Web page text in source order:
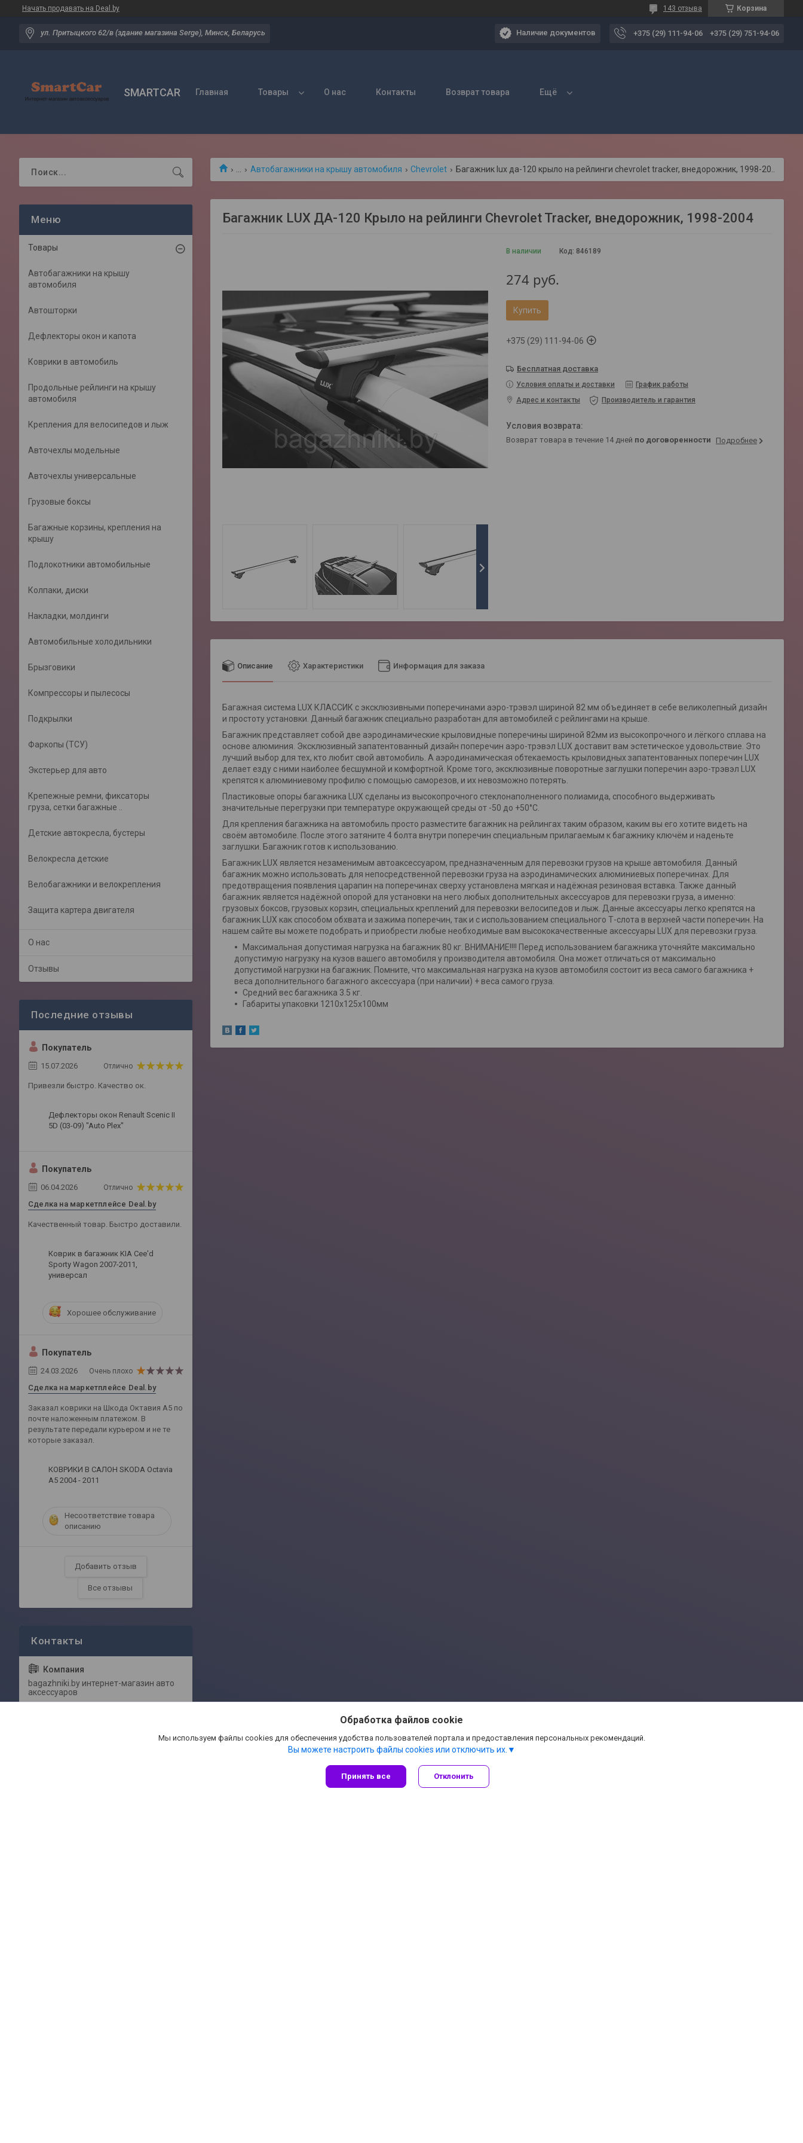
Начать продавать на Deal.by Корзина
143 отзыва
ул. Притыцкого 62/в (здание магазина Serge), Минск, Беларусь Наличие документов +375 (29) 111-94-06 +375 (29) 751-94-06
SMARTCAR Главная Товары О нас Контакты Возврат товара Ещё
Автобагажники на крышу автомобиля Chevrolet
Багажник LUX ДА-120 Крыло на рейлинги Chevrolet Tracker, внедорожник, 1998-2004
В наличии Код: 846189
274 руб.
Купить
+375 (29) 111-94-06
Бесплатная доставка
Условия оплаты и доставки
График работы
Адрес и контакты
Производитель и гарантия
возврат товара в течение 14 дней по договоренности Подробнее
Описание Характеристики Информация для заказа
Багажная система LUX КЛАССИК с эксклюзивными поперечинами аэро-трэвэл шириной 82 мм объединяет в себе великолепный дизайн
и простоту установки. Данный багажник специально разработан для автомобилей с рейлингами на крыше.
Багажник представляет собой две аэродинамические крыловидные поперечины шириной 82мм из высокопрочного и лёгкого сплава на
основе алюминия. Эксклюзивный запатентованный дизайн поперечин аэро-трэвэл LUX доставит вам эстетическое удовольствие. Это
лучший выбор для тех, кто любит свой автомобиль. А аэродинамическая обтекаемость крыловидных запатентованных поперечин LUX
делает езду с ними наиболее бесшумной и комфортной. Кроме того, эксклюзивные поворотные заглушки поперечин аэро-трэвэл LUX
крепятся к алюминиевому профилю с помощью саморезов, и их невозможно потерять.
Пластиковые опоры багажника LUX сделаны из высокопрочного стеклонаполненного полиамида, способного выдерживать
значительные перегрузки при температуре окружающей среды от -50 до +50°C.
Для крепления багажника на автомобиль просто разместите багажник на рейлингах таким образом, каким вы его хотите видеть на
своём автомобиле. После этого затяните 4 болта внутри поперечин специальным прилагаемым к багажнику ключём и наденьте
заглушки. Багажник готов к использованию.
Багажник LUX является незаменимым автоаксессуаром, предназначенным для перевозки грузов на крыше автомобиля. Данный
багажник можно использовать для непосредственной перевозки груза на аэродинамических алюминиевых поперечинах. Для
предотвращения появления царапин на поперечинах сверху установлена мягкая и надёжная резиновая вставка. Также данный
багажник является надёжной опорой для установки на него любых дополнительных аксессуаров для перевозки груза, а именно:
грузовых боксов, грузовых корзин, специальных креплений для перевозки велосипедов и лыж. Данные аксессуары легко крепятся на
багажник LUX как способом обхвата и зажима поперечин, так и с использованием специального Т-слота в верхней части поперечин. На
нашем сайте вы можете подобрать и приобрести любые необходимые вам высококачественные аксессуары LUX для перевозки груза.
Максимальная допустимая нагрузка на багажник 80 кг. ВНИМАНИЕ!!!! Перед использованием багажника уточняйте максимально
допустимую нагрузку на кузов вашего автомобиля у производителя автомобиля. Она может отличаться от максимально
допустимой нагрузки на багажник. Помните, что максимальная нагрузка на кузов автомобиля состоит из веса самого багажника +
веса дополнительного багажного аксессуара (при наличии) + веса самого груза.
Средний вес багажника 3.5 кг.
Габариты упаковки 1210х125х100мм
Товары
Автобагажники на крышу
автомобиля
Автошторки
Дефлекторы окон и капота
Коврики в автомобиль
Продольные рейлинги на крышу
автомобиля
Крепления для велосипедов и лыж
Авточехлы модельные
Авточехлы универсальные
Грузовые боксы
Багажные корзины, крепления на
крышу
Подлокотники автомобильные
Колпаки, диски
Накладки, молдинги
Автомобильные холодильники
Брызговики
Компрессоры и пылесосы
Подкрылки
Фаркопы (ТСУ)
Экстерьер для авто
Крепежные ремни, фиксаторы
груза, сетки багажные ..
Детские автокресла, бустеры
Велокресла детские
Велобагажники и велокрепления
Защита картера двигателя
О нас
Отзывы
Покупатель
15.07.2026 Отлично
Привезли быстро. Качество ок.
Дефлекторы окон Renault Scenic II
5D (03-09) "Auto Plex"
Покупатель
06.04.2026 Отлично
Сделка на маркетплейсе Deal.by
Качественный товар. Быстро доставили.
Коврик в багажник KIA Cee'd
Sporty Wagon 2007-2011,
универсал
Хорошее обслуживание
Покупатель
24.03.2026 Очень плохо
Сделка на маркетплейсе Deal.by
Заказал коврики на Шкода Октавия А5 по
почте наложенным платежом. В
результате передали курьером и не те
которые заказал.
КОВРИКИ В САЛОН SKODA Octavia
A5 2004 - 2011
Несоответствие товара
описанию
Добавить отзыв
Все отзывы
bagazhniki.by интернет-магазин авто
аксессуаров
ул. Притыцкого 62/в (здание магазина
Обработка файлов cookie
Мы используем файлы cookies для обеспечения удобства пользователей портала и предоставления персональных рекомендаций.
Вы можете настроить файлы cookies или отключить их.
Принять все Отклонить